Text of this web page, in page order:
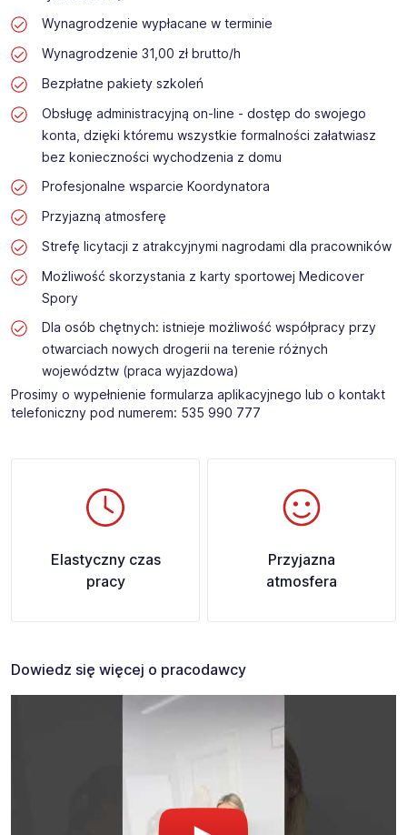
Wynagrodzenie wypłacane w terminie
Wynagrodzenie 31,00 zł brutto/h
Bezpłatne pakiety szkoleń
Obsługę administracyjną on-line - dostęp do swojego
konta, dzięki któremu wszystkie formalności załatwiasz
bez konieczności wychodzenia z domu
Profesjonalne wsparcie Koordynatora
Przyjazną atmosferę
Strefę licytacji z atrakcyjnymi nagrodami dla pracowników
Możliwość skorzystania z karty sportowej Medicover
Spory
Dla osób chętnych: istnieje możliwość współpracy przy
otwarciach nowych drogerii na terenie różnych
województw (praca wyjazdowa)
Prosimy o wypełnienie formularza aplikacyjnego lub o kontakt
telefoniczny pod numerem: 535 990 777​
Elastyczny czas
pracy
Przyjazna
atmosfera
Dowiedz się więcej o pracodawcy